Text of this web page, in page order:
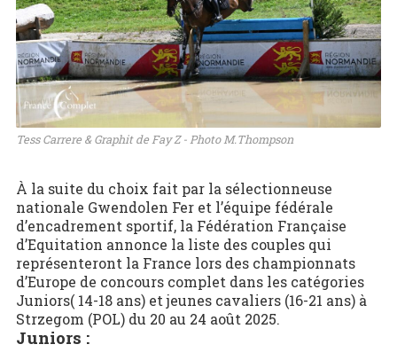
Tess Carrere & Graphit de Fay Z - Photo M.Thompson
À la suite du choix fait par la sélectionneuse
nationale Gwendolen Fer et l’équipe fédérale
d’encadrement sportif, la Fédération Française
d’Equitation annonce la liste des couples qui
représenteront la France lors des championnats
d’Europe de concours complet dans les catégories
Juniors( 14-18 ans) et jeunes cavaliers (16-21 ans) à
Strzegom (POL) du 20 au 24 août 2025.
Juniors :